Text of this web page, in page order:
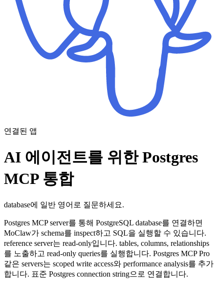
연결된 앱
AI 에이전트를 위한 Postgres
MCP 통합
database에 일반 영어로 질문하세요.
Postgres MCP server를 통해 PostgreSQL database를 연결하면
MoClaw가 schema를 inspect하고 SQL을 실행할 수 있습니다.
reference server는 read-only입니다. tables, columns, relationships
를 노출하고 read-only queries를 실행합니다. Postgres MCP Pro
같은 servers는 scoped write access와 performance analysis를 추가
합니다. 표준 Postgres connection string으로 연결합니다.